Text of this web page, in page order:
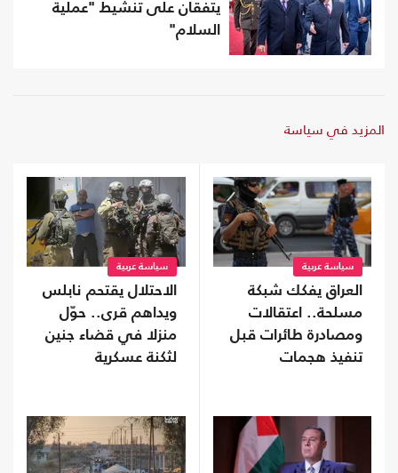
يتفقان على تنشيط "عملية
السلام"
المزيد في سياسة
سياسة عربية
العراق يفكك شبكة
مسلحة.. اعتقالات
ومصادرة طائرات قبل
تنفيذ هجمات
سياسة عربية
الاحتلال يقتحم نابلس
ويداهم قرى.. حوّل
منزلا في قضاء جنين
لثكنة عسكرية